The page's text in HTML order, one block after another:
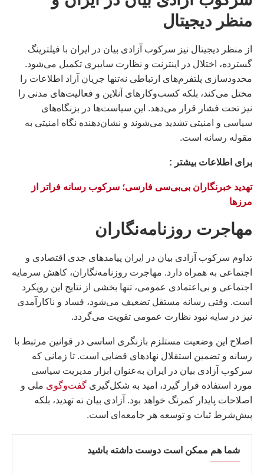
منظر ديجيتال
از منظر دیجیتال نیز سرکوب آزادی بیان در ایران با فیلترینگ
گسترده، اختلال در اینترنت و نظارت سایبری تکمیل می‌شود.
محدودسازی پلتفرم‌های ارتباطی نه‌تنها جریان آزاد اطلاعات را
مختل می‌کند، بلکه کسب‌وکارهای آنلاین و فعالیت‌های مدنی را
نیز تحت فشار قرار می‌دهد. این سیاست‌ها در بزنگاه‌های
سیاسی و امنیتی تشدید می‌شوند و نشان‌دهنده نگاه امنیتی به
مقوله رسانه است.
براى اطلاعات بيشتر :
تهدید خبرنگاران بی‌بی‌سی فارسی؛ سرکوب رسانه فراتر از
مرزها
مهاجرت روزنامه‌نگاران
تداوم سرکوب آزادی بیان در ایران پیامدهای جدی اقتصادی و
اجتماعی به همراه دارد. مهاجرت روزنامه‌نگاران، کاهش سرمایه
اجتماعی و بی‌اعتمادی عمومی، تنها بخشی از نتایج این رویکرد
است. وقتی رسانه مستقل تضعیف می‌شود، فساد و ناکارآمدی
نیز در سایه نبود نظارت عمومی تقویت می‌گردد.
اصلاح این وضعیت مستلزم بازنگری اساسی در قوانین مرتبط با
رسانه و تضمین استقلال نهادهای قضایی است. تا زمانی که
سرکوب آزادی بیان در ایران به‌عنوان ابزار مدیریت سیاسی
مورد استفاده قرار گیرد، امید به شکل‌گیری گفت‌وگوی ملی و
اصلاحات پایدار کمرنگ خواهد بود. آزادی بیان نه تهدید، بلکه
پیش‌شرط ثبات و توسعه هر جامعه‌ای است.
شما هم ممکن است دوست داشته باشید